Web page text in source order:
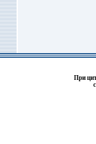
При